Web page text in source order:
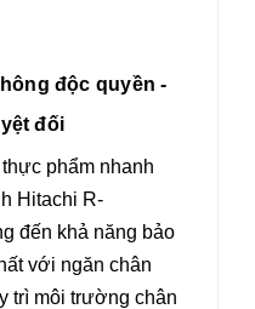
độc quyền -
đối
phẩm nhanh
Hitachi R-
đến khả năng bảo
với ngăn chân
trì môi trường chân